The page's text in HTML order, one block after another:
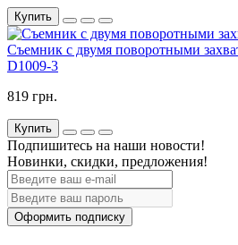
Купить
Съемник с двумя поворотными
D1009-3
819 грн.
Купить
Подпишитесь на наши новости!
Новинки, скидки, предложения!
Оформить подписку